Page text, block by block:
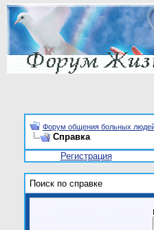
Форум общения больных
Справка
Регистрация
Поиск по справке